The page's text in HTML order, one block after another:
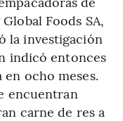
Foods SA,
la investigación
indicó entonces
ocho meses.
encuentran
carne de res a